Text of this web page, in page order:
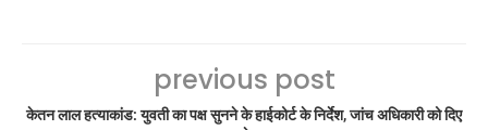
previous post
केतन लाल हत्याकांड: युवती का पक्ष सुनने के हाईकोर्ट के निर्देश, जांच अधिकारी को दिए